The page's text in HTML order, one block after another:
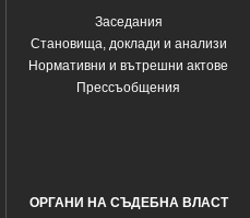
Заседания
Становища, доклади и анализи
Нормативни и вътрешни актове
Прессъобщения
ОРГАНИ НА СЪДЕБНА ВЛАСТ